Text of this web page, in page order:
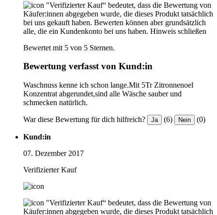
"Verifizierter Kauf“ bedeutet, dass die Bewertung von
Käufer:innen abgegeben wurde, die dieses Produkt tatsächlich
bei uns gekauft haben. Bewerten können aber grundsätzlich
alle, die ein Kundenkonto bei uns haben. Hinweis schließen
Bewertet mit 5 von 5 Sternen.
Bewertung verfasst von Kund:in
Waschnuss kenne ich schon lange.Mit 5Tr Zitronnenoel
Konzentrat abgerundet,sind alle Wäsche sauber und
schmecken natürlich.
War diese Bewertung für dich hilfreich? Ja (6) Nein (0)
Kund:in
07. Dezember 2017
Verifizierter Kauf
"Verifizierter Kauf“ bedeutet, dass die Bewertung von
Käufer:innen abgegeben wurde, die dieses Produkt tatsächlich